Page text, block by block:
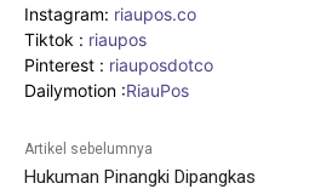
Instagram: riaupos.co
Tiktok : riaupos
Pinterest : riauposdotco
Dailymotion :RiauPos
Artikel sebelumnya
Hukuman Pinangki Dipangkas